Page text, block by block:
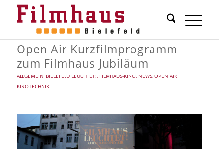
Open Air Kurzfilmprogramm
zum Filmhaus Jubiläum
ALLGEMEIN, BIELEFELD LEUCHTET!, FILMHAUS-KINO, NEWS, OPEN AIR
KINOTECHNIK